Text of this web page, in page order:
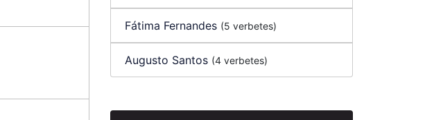
Fátima Fernandes (5 verbetes)
Augusto Santos (4 verbetes)